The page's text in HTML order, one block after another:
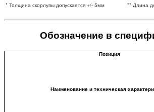
* Толщина скорлупы допускается +/- 5мм ** Длина
Обозначение в
Позиция
Наименование и техническая